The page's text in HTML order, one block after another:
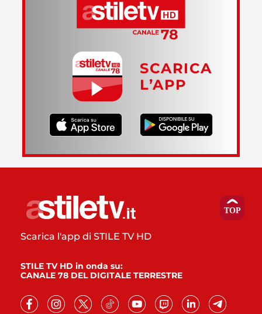
SCARICA
L’APP
Scarica l'app di STILE TV HD
STILE TV HD in onda su:
CANALE 78 DEL DIGITALE TERRESTRE